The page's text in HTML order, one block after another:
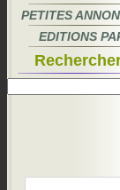
PETITES
EDITIONS